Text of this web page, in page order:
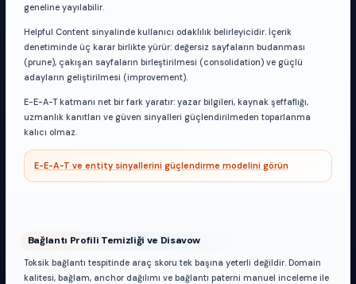
geneline yayılabilir.
Helpful Content sinyalinde kullanıcı odaklılık belirleyicidir. İçerik
denetiminde üç karar birlikte yürür: değersiz sayfaların budanması
(prune), çakışan sayfaların birleştirilmesi (consolidation) ve güçlü
adayların geliştirilmesi (improvement).
E-E-A-T katmanı net bir fark yaratır: yazar bilgileri, kaynak şeffaflığı,
uzmanlık kanıtları ve güven sinyalleri güçlendirilmeden toparlanma
kalıcı olmaz.
E-E-A-T ve entity sinyallerini güçlendirme modelini görün
Bağlantı Profili Temizliği ve Disavow
Toksik bağlantı tespitinde araç skoru tek başına yeterli değildir. Domain
kalitesi, bağlam, anchor dağılımı ve bağlantı paterni manuel inceleme ile